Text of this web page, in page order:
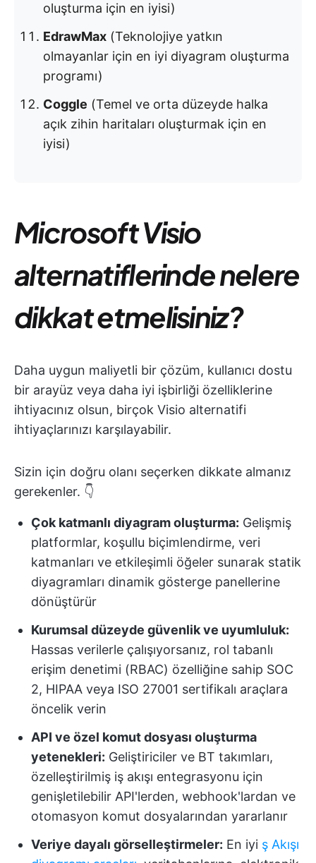
oluşturma için en iyisi)
EdrawMax (Teknolojiye yatkın
olmayanlar için en iyi diyagram oluşturma
programı)
Coggle (Temel ve orta düzeyde halka
açık zihin haritaları oluşturmak için en
iyisi)
Microsoft Visio
alternatiflerinde nelere
dikkat etmelisiniz?
Daha uygun maliyetli bir çözüm, kullanıcı dostu
bir arayüz veya daha iyi işbirliği özelliklerine
ihtiyacınız olsun, birçok Visio alternatifi
ihtiyaçlarınızı karşılayabilir.
Sizin için doğru olanı seçerken dikkate almanız
gerekenler. 👇
Çok katmanlı diyagram oluşturma: Gelişmiş
platformlar, koşullu biçimlendirme, veri
katmanları ve etkileşimli öğeler sunarak statik
diyagramları dinamik gösterge panellerine
dönüştürür
Kurumsal düzeyde güvenlik ve uyumluluk:
Hassas verilerle çalışıyorsanız, rol tabanlı
erişim denetimi (RBAC) özelliğine sahip SOC
2, HIPAA veya ISO 27001 sertifikalı araçlara
öncelik verin
API ve özel komut dosyası oluşturma
yetenekleri: Geliştiriciler ve BT takımları,
özelleştirilmiş iş akışı entegrasyonu için
genişletilebilir API'lerden, webhook'lardan ve
otomasyon komut dosyalarından yararlanır
Veriye dayalı görselleştirmeler: En iyi ş Akışı